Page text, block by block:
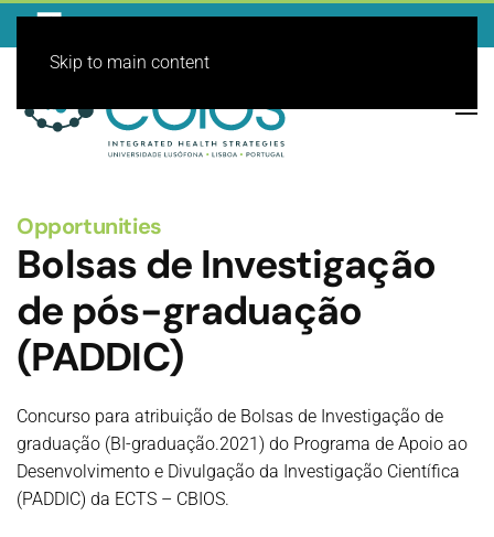
Skip to main content
Opportunities
Bolsas de Investigação
de pós-graduação
(PADDIC)
Concurso para atribuição de Bolsas de Investigação de
graduação (BI-graduação.2021) do Programa de Apoio ao
Desenvolvimento e Divulgação da Investigação Científica
(PADDIC) da ECTS – CBIOS.